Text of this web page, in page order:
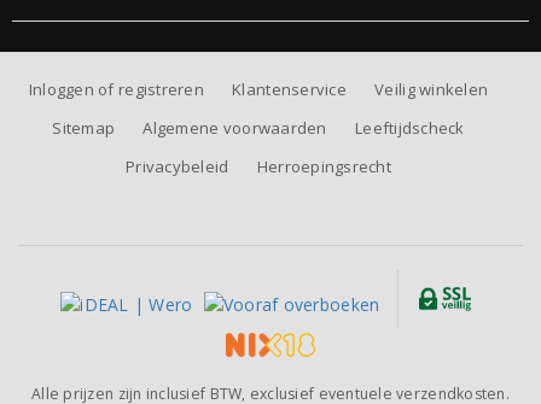
Inloggen of registreren Klantenservice
Veilig winkelen
Sitemap
Algemene voorwaarden
Leeftijdscheck
Privacybeleid
Herroepingsrecht
Alle prijzen zijn inclusief BTW, exclusief eventuele verzendkosten.